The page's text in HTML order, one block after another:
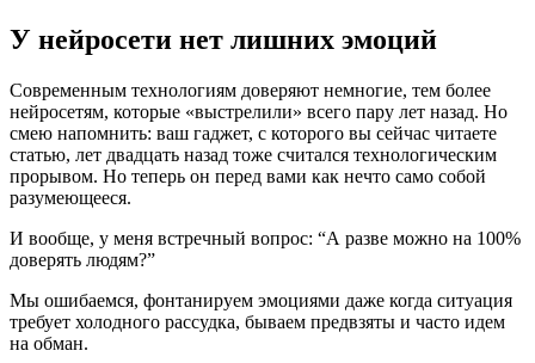
У нейросети нет лишних эмоций
Современным технологиям доверяют немногие, тем более
нейросетям, которые «выстрелили» всего пару лет назад. Но
смею напомнить: ваш гаджет, с которого вы сейчас читаете
статью, лет двадцать назад тоже считался технологическим
прорывом. Но теперь он перед вами как нечто само собой
разумеющееся.
И вообще, у меня встречный вопрос: “А разве можно на 100%
доверять людям?”
Мы ошибаемся, фонтанируем эмоциями даже когда ситуация
требует холодного рассудка, бываем предвзяты и часто идем
на обман.